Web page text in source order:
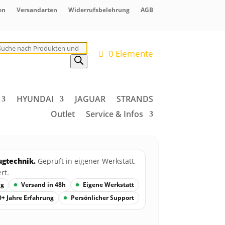
Versandarten Widerrufsbelehrung AGB
0 Elemente
HYUNDAI JAGUAR
STRANDS
Outlet
Service & Infos
Geprüft in eigener Werkstatt,
Versand in 48h
Eigene Werkstatt
Jahre Erfahrung
Persönlicher Support